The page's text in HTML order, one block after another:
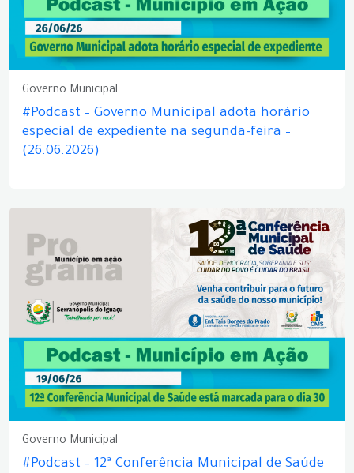
Governo Municipal
#Podcast – Governo Municipal adota horário
especial de expediente na segunda-feira –
(26.06.2026)
Governo Municipal
#Podcast – 12ª Conferência Municipal de Saúde